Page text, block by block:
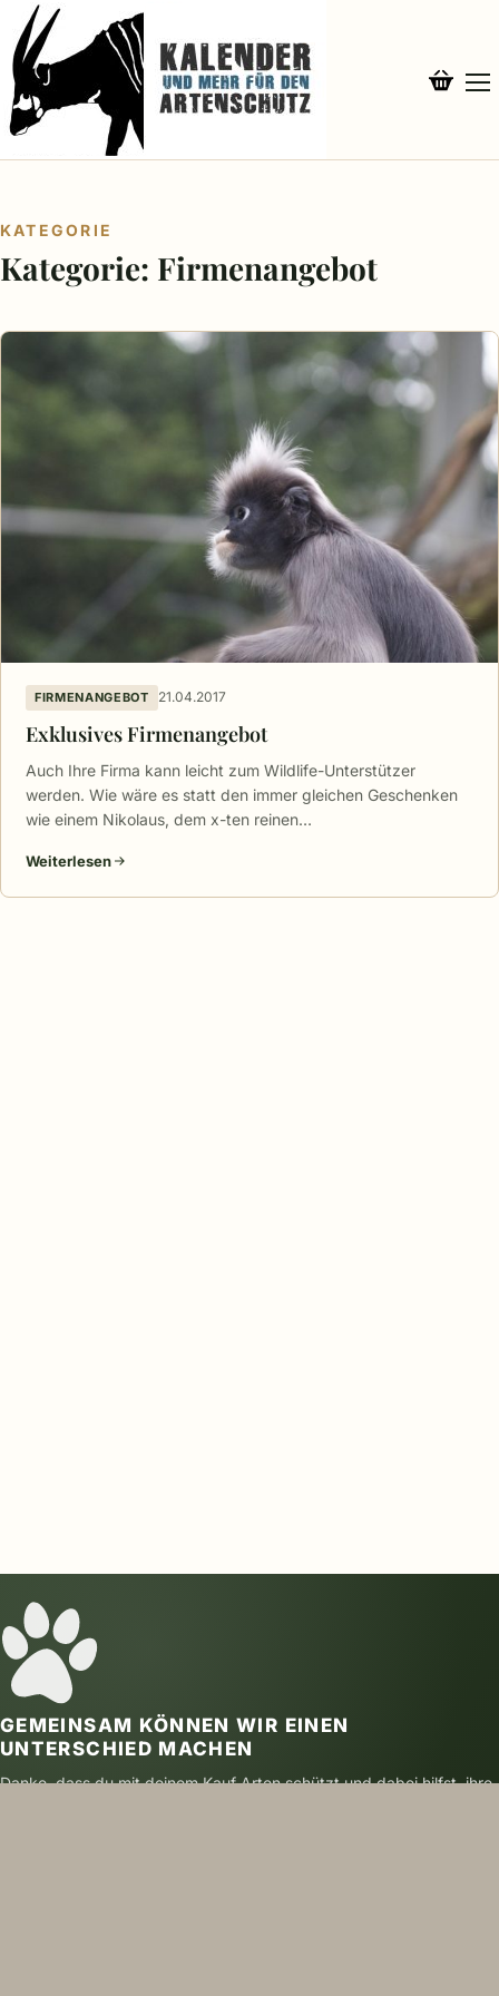
KATEGORIE
Kategorie: Firmenangebot
FIRMENANGEBOT 21.04.2017
Exklusives Firmenangebot
Auch Ihre Firma kann leicht zum Wildlife-Unterstützer
werden. Wie wäre es statt den immer gleichen Geschenken
wie einem Nikolaus, dem x-ten reinen…
Weiterlesen
GEMEINSAM KÖNNEN WIR EINEN
UNTERSCHIED MACHEN
Danke, dass du mit deinem Kauf Arten schützt und dabei hilfst, ihre